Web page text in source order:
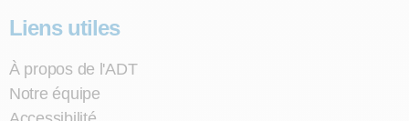
Liens utiles
À propos de l'ADT
Notre équipe